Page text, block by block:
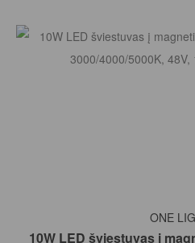
Į
ONE
10W LED šviestuvas į